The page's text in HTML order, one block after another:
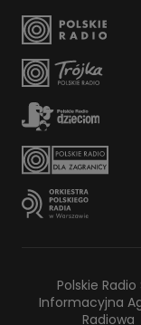
Polskie Radio
Informacyjna
Radiowa